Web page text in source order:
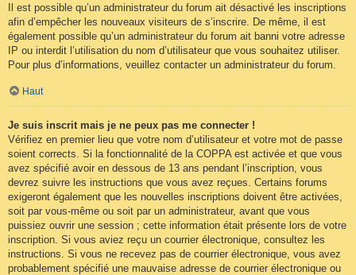
Il est possible qu’un administrateur du forum ait désactivé les inscriptions
afin d’empêcher les nouveaux visiteurs de s’inscrire. De même, il est
également possible qu’un administrateur du forum ait banni votre adresse
IP ou interdit l’utilisation du nom d’utilisateur que vous souhaitez utiliser.
Pour plus d’informations, veuillez contacter un administrateur du forum.
Haut
Je suis inscrit mais je ne peux pas me connecter !
Vérifiez en premier lieu que votre nom d’utilisateur et votre mot de passe
soient corrects. Si la fonctionnalité de la COPPA est activée et que vous
avez spécifié avoir en dessous de 13 ans pendant l’inscription, vous
devrez suivre les instructions que vous avez reçues. Certains forums
exigeront également que les nouvelles inscriptions doivent être activées,
soit par vous-même ou soit par un administrateur, avant que vous
puissiez ouvrir une session ; cette information était présente lors de votre
inscription. Si vous aviez reçu un courrier électronique, consultez les
instructions. Si vous ne recevez pas de courrier électronique, vous avez
probablement spécifié une mauvaise adresse de courrier électronique ou